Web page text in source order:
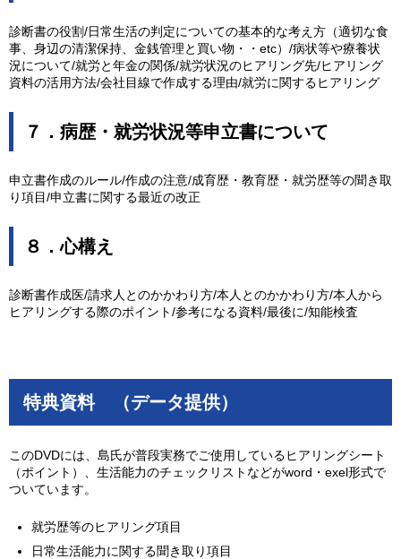
診断書の役割/日常生活の判定についての基本的な考え方（適切な食
事、身辺の清潔保持、金銭管理と買い物・・etc）/病状等や療養状
況について/就労と年金の関係/就労状況のヒアリング先/ヒアリング
資料の活用方法/会社目線で作成する理由/就労に関するヒアリング
７．病歴・就労状況等申立書について
申立書作成のルール/作成の注意/成育歴・教育歴・就労歴等の聞き取
り項目/申立書に関する最近の改正
８．心構え
診断書作成医/請求人とのかかわり方/本人とのかかわり方/本人から
ヒアリングする際のポイント/参考になる資料/最後に/知能検査
特典資料 （データ提供）
このDVDには、島氏が普段実務でご使用しているヒアリングシート
（ポイント）、生活能力のチェックリストなどがword・exel形式で
ついています。
就労歴等のヒアリング項目
日常生活能力に関する聞き取り項目